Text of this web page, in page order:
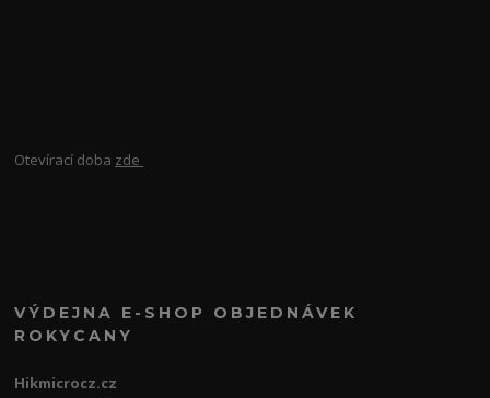
Otevírací doba zde
VÝDEJNA E-SHOP OBJEDNÁVEK
ROKYCANY
Hikmicrocz.cz